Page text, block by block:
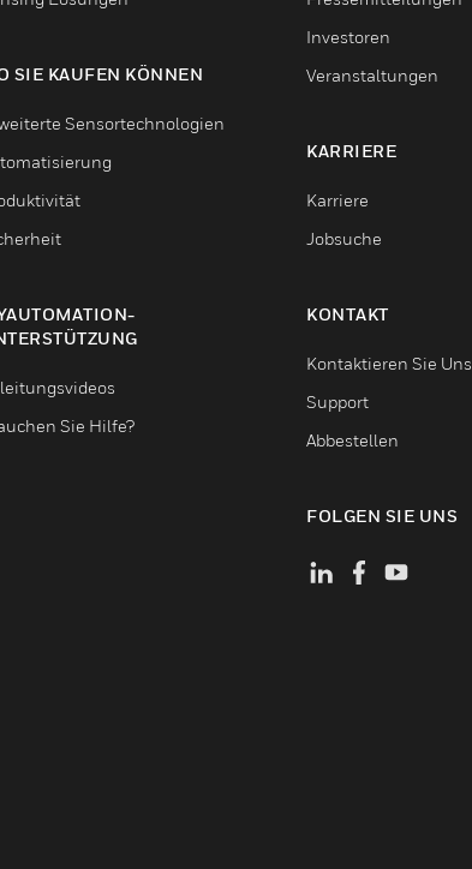
SIE KAUFEN KÖNNEN
Sensortechnologien
Sie Hilfe?
Investoren
Veranstaltungen
KARRIERE
Karriere
Jobsuche
KONTAKT
Kontaktieren Sie Uns
Support
Abbestellen
FOLGEN SIE UNS